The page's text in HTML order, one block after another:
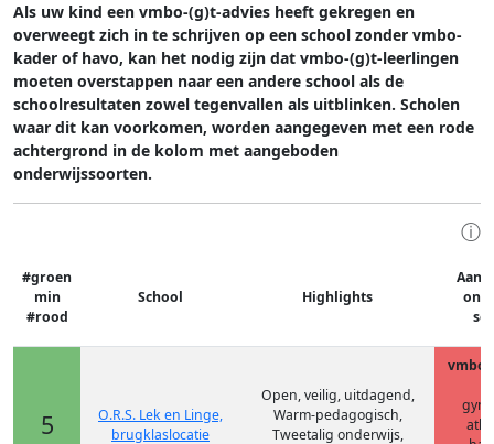
Als uw kind een vmbo-(g)t-advies heeft gekregen en
overweegt zich in te schrijven op een school zonder vmbo-
kader of havo, kan het nodig zijn dat vmbo-(g)t-leerlingen
moeten overstappen naar een andere school als de
schoolresultaten zowel tegenvallen als uitblinken. Scholen
waar dit kan voorkomen, worden aangegeven met een rode
achtergrond in de kolom met aangeboden
onderwijssoorten.
ⓘ
#groen
min
#rood
School Highlights
5
O.R.S. Lek en Linge,
brugklaslocatie
Open, veilig, uitdagend,
Warm-pedagogisch,
Tweetalig onderwijs,
vmbo-